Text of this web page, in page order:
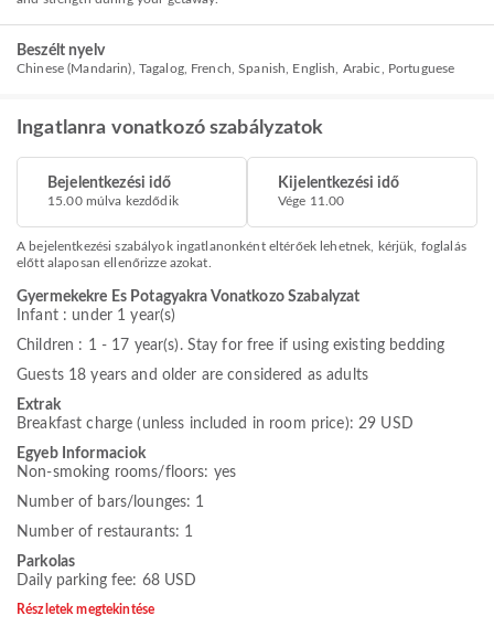
Beszélt nyelv
Chinese (Mandarin), Tagalog, French, Spanish, English, Arabic, Portuguese
Ingatlanra vonatkozó szabályzatok
Bejelentkezési idő
15.00 múlva kezdődik
Kijelentkezési idő
Vége 11.00
A bejelentkezési szabályok ingatlanonként eltérőek lehetnek, kérjük, foglalás
előtt alaposan ellenőrizze azokat.
Gyermekekre Es Potagyakra Vonatkozo Szabalyzat
Infant : under 1 year(s)
Children : 1 - 17 year(s). Stay for free if using existing bedding
Guests 18 years and older are considered as adults
Extrak
Breakfast charge (unless included in room price): 29 USD
Egyeb Informaciok
Non-smoking rooms/floors: yes
Number of bars/lounges: 1
Number of restaurants: 1
Parkolas
Daily parking fee: 68 USD
Részletek megtekintése